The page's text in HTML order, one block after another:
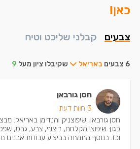
כאן!
צבעים קבלני שליכט וטיח
6 צבעים באריאל שקיבלו ציון מעל 9
חסן גורבאן
3 חוות דעת
חסן גורבאן, שיפוצניק והנדימן באריאל.
כגון: שיפוצי מקלחת, ריצוף, צבע, גבס,
וכו'. בנוסף מתמחה בביצוע עבודות אבנים